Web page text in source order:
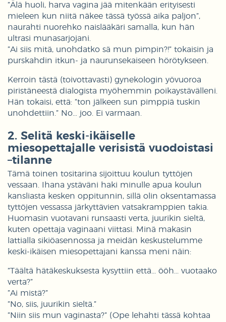
”Älä huoli, harva vagina jää mitenkään erityisesti
mieleen kun niitä näkee tässä työssä aika paljon”,
naurahti nuorehko naislääkäri samalla, kun hän
ultrasi munasarjojani.
”Ai siis mitä, unohdatko sä mun pimpin?!” tokaisin ja
purskahdin itkun- ja naurunsekaiseen hörötykseen.
Kerroin tästä (toivottavasti) gynekologin yövuoroa
piristäneestä dialogista myöhemmin poikaystävälleni.
Hän tokaisi, että: ”ton jälkeen sun pimppiä tuskin
unohdettiin.” No… joo. Ei varmaan.
2. Selitä keski-ikäiselle
miesopettajalle verisistä vuodoistasi
–tilanne
Tämä toinen tositarina sijoittuu koulun tyttöjen
vessaan. Ihana ystäväni haki minulle apua koulun
kansliasta kesken oppitunnin, sillä olin oksentamassa
tyttöjen vessassa järkyttävien vatsakramppien takia.
Huomasin vuotavani runsaasti verta, juurikin sieltä,
kuten opettaja vaginaani viittasi. Minä makasin
lattialla sikiöasennossa ja meidän keskustelumme
keski-ikäisen miesopettajani kanssa meni näin:
”Täältä hätäkeskuksesta kysyttiin että... ööh... vuotaako
verta?”
”Ai mistä?”
”No, siis, juurikin sieltä.”
”Niin siis mun vaginasta?” (Ope lehahti tässä kohtaa